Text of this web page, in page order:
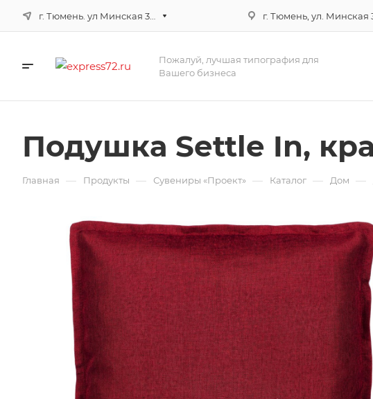
г. Тюмень, ул. Минская
Пожалуй, лучшая типография для
Вашего бизнеса
Подушка Settle In,
Главная — Продукты — Сувениры «Проект» — Каталог — Дом —